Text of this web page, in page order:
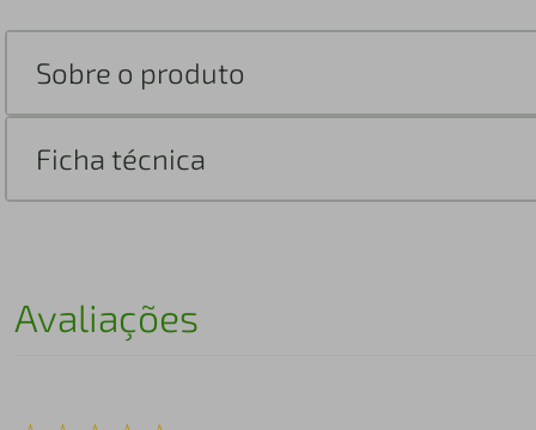
Sobre o produto
Ficha técnica
Avaliações